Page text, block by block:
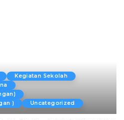
Kegiatan Sekolah
)
Uncategorized